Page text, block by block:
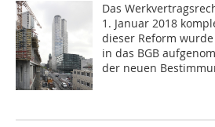
Das
1. Januar 2018
dieser Reform
in das BGB
der neuen